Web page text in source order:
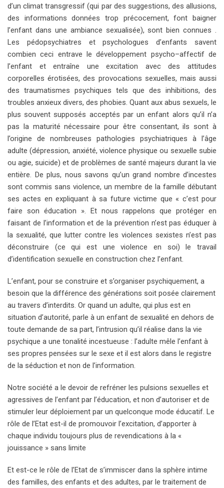
d’un climat transgressif (qui par des suggestions, des allusions,
des informations données trop précocement, font baigner
l’enfant dans une ambiance sexualisée), sont bien connues .
Les pédopsychiatres et psychologues d’enfants savent
combien ceci entrave le développement psycho–affectif de
l’enfant et entraîne une excitation avec des attitudes
corporelles érotisées, des provocations sexuelles, mais aussi
des traumatismes psychiques tels que des inhibitions, des
troubles anxieux divers, des phobies. Quant aux abus sexuels, le
plus souvent supposés acceptés par un enfant alors qu’il n’a
pas la maturité nécessaire pour être consentant, ils sont à
l’origine de nombreuses pathologies psychiatriques à l’âge
adulte (dépression, anxiété, violence physique ou sexuelle subie
ou agie, suicide) et de problèmes de santé majeurs durant la vie
entière. De plus, nous savons qu’un grand nombre d’incestes
sont commis sans violence, un membre de la famille débutant
ses actes en expliquant à sa future victime que « c’est pour
faire son éducation ». Et nous rappelons que protéger en
faisant de l’information et de la prévention n’est pas éduquer à
la sexualité, que lutter contre les violences sexistes n’est pas
déconstruire (ce qui est une violence en soi) le travail
d’identification sexuelle en construction chez l’enfant.
L’enfant, pour se construire et s’organiser psychiquement, a
besoin que la différence des générations soit posée clairement
au travers d’interdits. Or quand un adulte, qui plus est en
situation d’autorité, parle à un enfant de sexualité en dehors de
toute demande de sa part, l’intrusion qu’il réalise dans la vie
psychique a une tonalité incestueuse : l’adulte mêle l’enfant à
ses propres pensées sur le sexe et il est alors dans le registre
de la séduction et non de l’information.
Notre société a le devoir de refréner les pulsions sexuelles et
agressives de l’enfant par l’éducation, et non d’autoriser et de
stimuler leur déploiement par un quelconque mode éducatif. Le
rôle de l’Etat est-il de promouvoir l’excitation, d’apporter à
chaque individu toujours plus de revendications à la «
jouissance » sans limite
Et est-ce le rôle de l’Etat de s’immiscer dans la sphère intime
des familles, des enfants et des adultes, par le traitement de